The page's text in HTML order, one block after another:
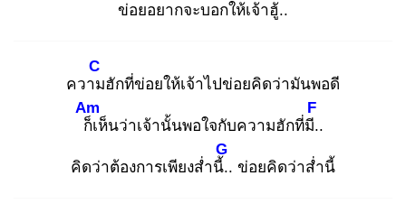
ข่อยอยากจะบอกให้เจ้าฮู้..
ความ
C
ฮักที่ข่อยให้เจ้าไปข่อยคิดว่ามันพอดี
ก็เ
Am
ห็นว่าเจ้านั้นพอใจกับความฮักที่มี..
F
คิดว่าต้องการเพียงส่ำนี้..
G
ข่อยคิดว่าส่ำนี้